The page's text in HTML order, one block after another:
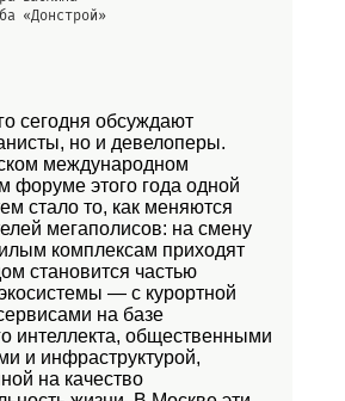
«Донстрой»
сегодня обсуждают
но и девелоперы.
международном
форуме этого года одной
стало то, как меняются
мегаполисов: на смену
комплексам приходят
становится частью
— с курортной
на базе
интеллекта, общественными
и инфраструктурой,
на качество